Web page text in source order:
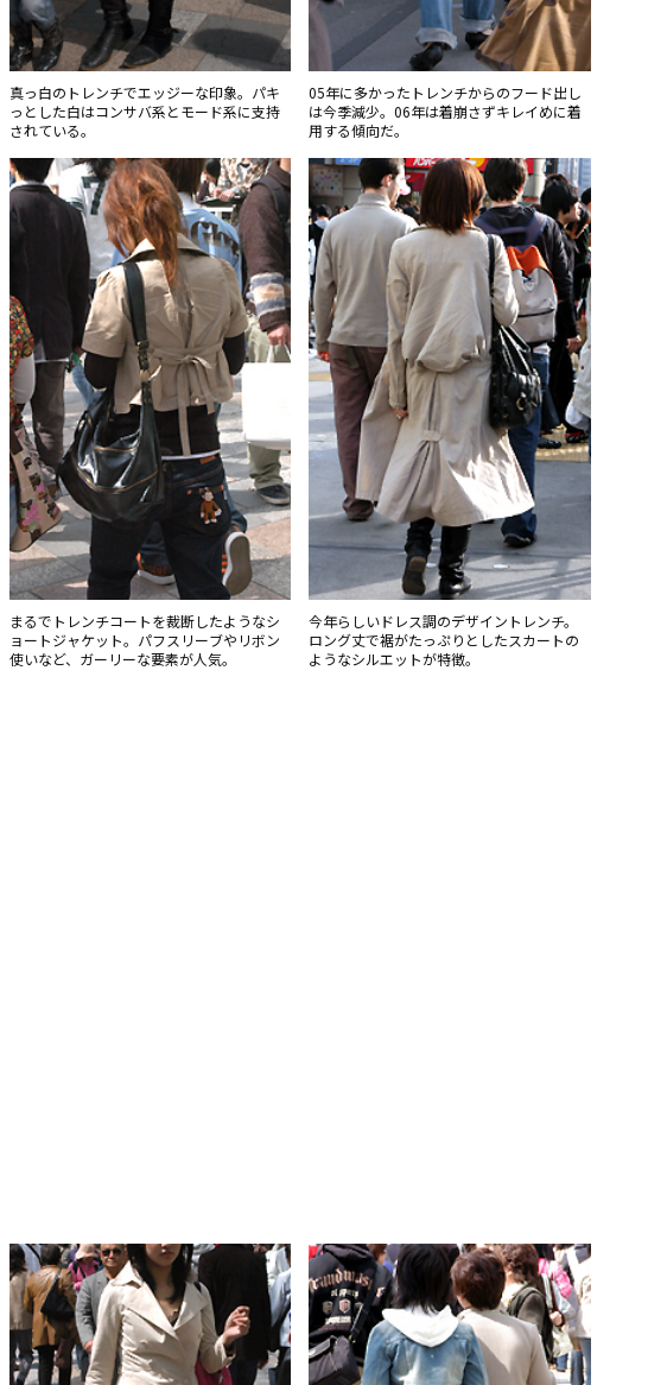
真っ白のトレンチでエッジーな印象。パキ
っとした白はコンサバ系とモード系に支持
されている。
05年に多かったトレンチからのフード出し
は今季減少。06年は着崩さずキレイめに着
用する傾向だ。
まるでトレンチコートを裁断したようなシ
ョートジャケット。パフスリーブやリボン
使いなど、ガーリーな要素が人気。
今年らしいドレス調のデザイントレンチ。
ロング丈で裾がたっぷりとしたスカートの
ようなシルエットが特徴。